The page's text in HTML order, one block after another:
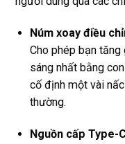
Núm xoay điều
Cho phép bạn
sáng nhất bằng
cố định một vài
thường.
Nguồn cấp Type-